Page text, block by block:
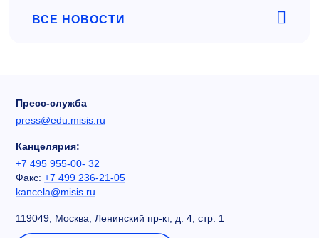
ВСЕ НОВОСТИ
Пресс-служба
press@edu.misis.ru
Канцелярия:
+7 495 955-00- 32
Факс: +7 499 236-21-05
kancela@misis.ru
119049, Москва, Ленинский пр-кт, д. 4, стр. 1